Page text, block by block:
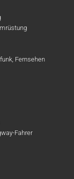
Fernsehen
Fahrer